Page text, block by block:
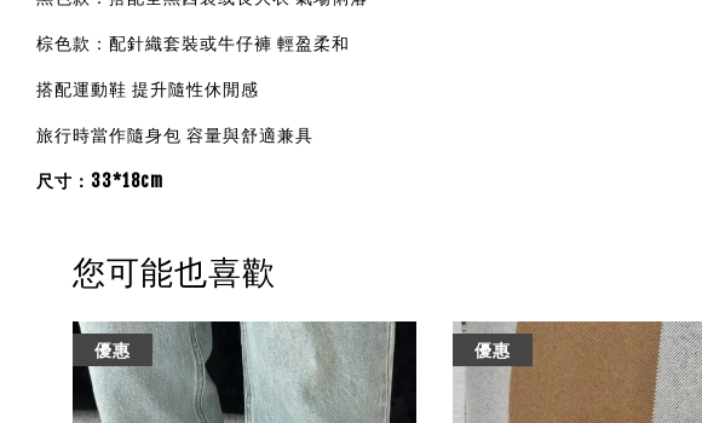
棕色款：配針織套裝或牛仔褲 輕盈柔和
搭配運動鞋 提升隨性休閒感
旅行時當作隨身包 容量與舒適兼具
尺寸：33*18cm
您可能也喜歡
優惠 優惠